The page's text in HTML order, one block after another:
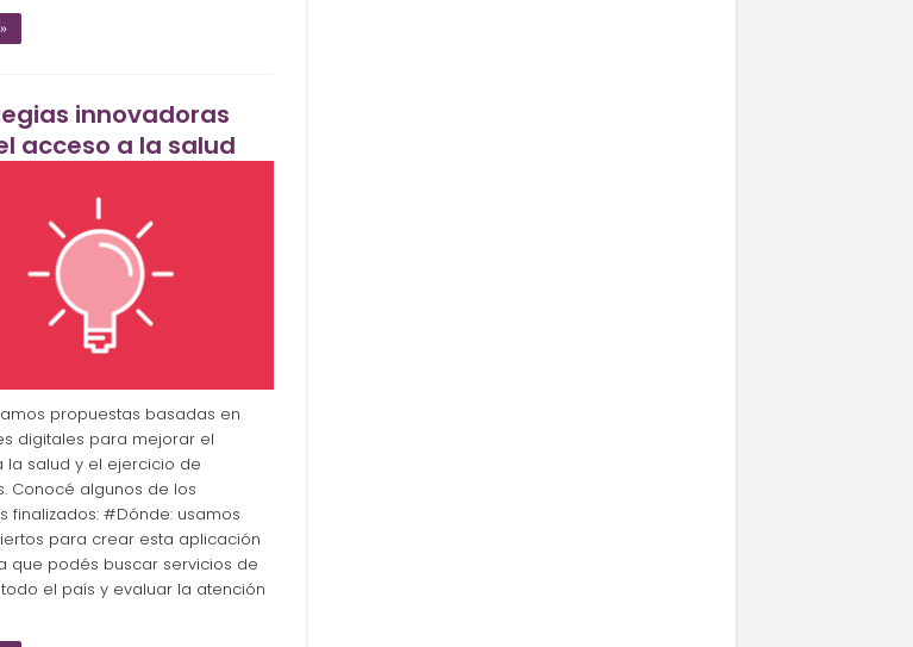
innovadoras
acceso a la salud
propuestas basadas en
digitales para mejorar el
la salud y el ejercicio de
Conocé algunos de los
finalizados: #Dónde: usamos
para crear esta aplicación
que podés buscar servicios de
el país y evaluar la atención